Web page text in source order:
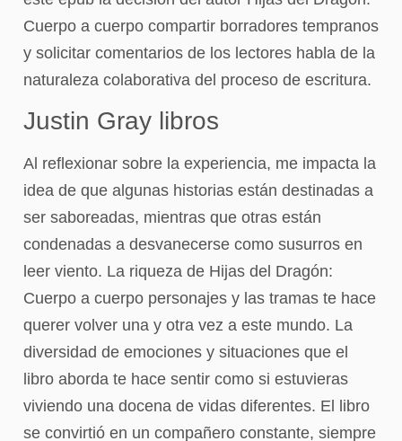
Cuerpo a cuerpo compartir borradores tempranos
y solicitar comentarios de los lectores habla de la
naturaleza colaborativa del proceso de escritura.
Justin Gray libros
Al reflexionar sobre la experiencia, me impacta la
idea de que algunas historias están destinadas a
ser saboreadas, mientras que otras están
condenadas a desvanecerse como susurros en
leer viento. La riqueza de Hijas del Dragón:
Cuerpo a cuerpo personajes y las tramas te hace
querer volver una y otra vez a este mundo. La
diversidad de emociones y situaciones que el
libro aborda te hace sentir como si estuvieras
viviendo una docena de vidas diferentes. El libro
se convirtió en un compañero constante, siempre